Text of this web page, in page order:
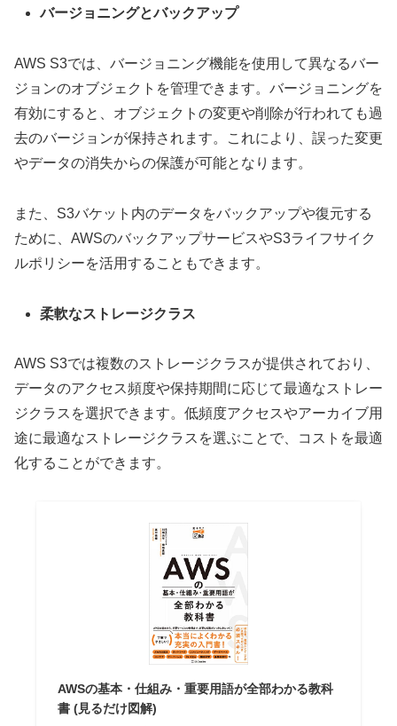
バージョニングとバックアップ
AWS S3では、バージョニング機能を使用して異なるバー
ジョンのオブジェクトを管理できます。バージョニングを
有効にすると、オブジェクトの変更や削除が行われても過
去のバージョンが保持されます。これにより、誤った変更
やデータの消失からの保護が可能となります。
また、S3バケット内のデータをバックアップや復元する
ために、AWSのバックアップサービスやS3ライフサイク
ルポリシーを活用することもできます。
柔軟なストレージクラス
AWS S3では複数のストレージクラスが提供されており、
データのアクセス頻度や保持期間に応じて最適なストレー
ジクラスを選択できます。低頻度アクセスやアーカイブ用
途に最適なストレージクラスを選ぶことで、コストを最適
化することができます。
AWSの基本・仕組み・重要用語が全部わかる教科
書 (見るだけ図解)